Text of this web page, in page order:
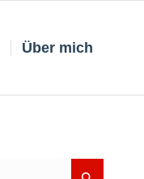
Über mich